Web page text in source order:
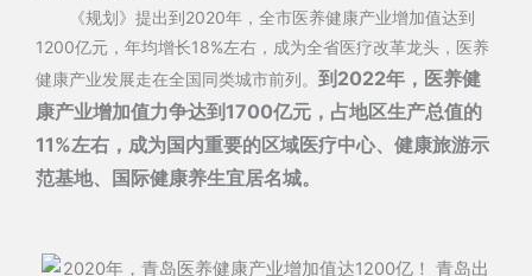
《规划》提出到2020年，全市医养健康产业增加值达到
1200亿元，年均增长18%左右，成为全省医疗改革龙头，医养
健康产业发展走在全国同类城市前列。 到2022年，医养健
康产业增加值力争达到1700亿元，占地区生产总值的
11%左右，成为国内重要的区域医疗中心、健康旅游示
范基地、国际健康养生宜居名城。